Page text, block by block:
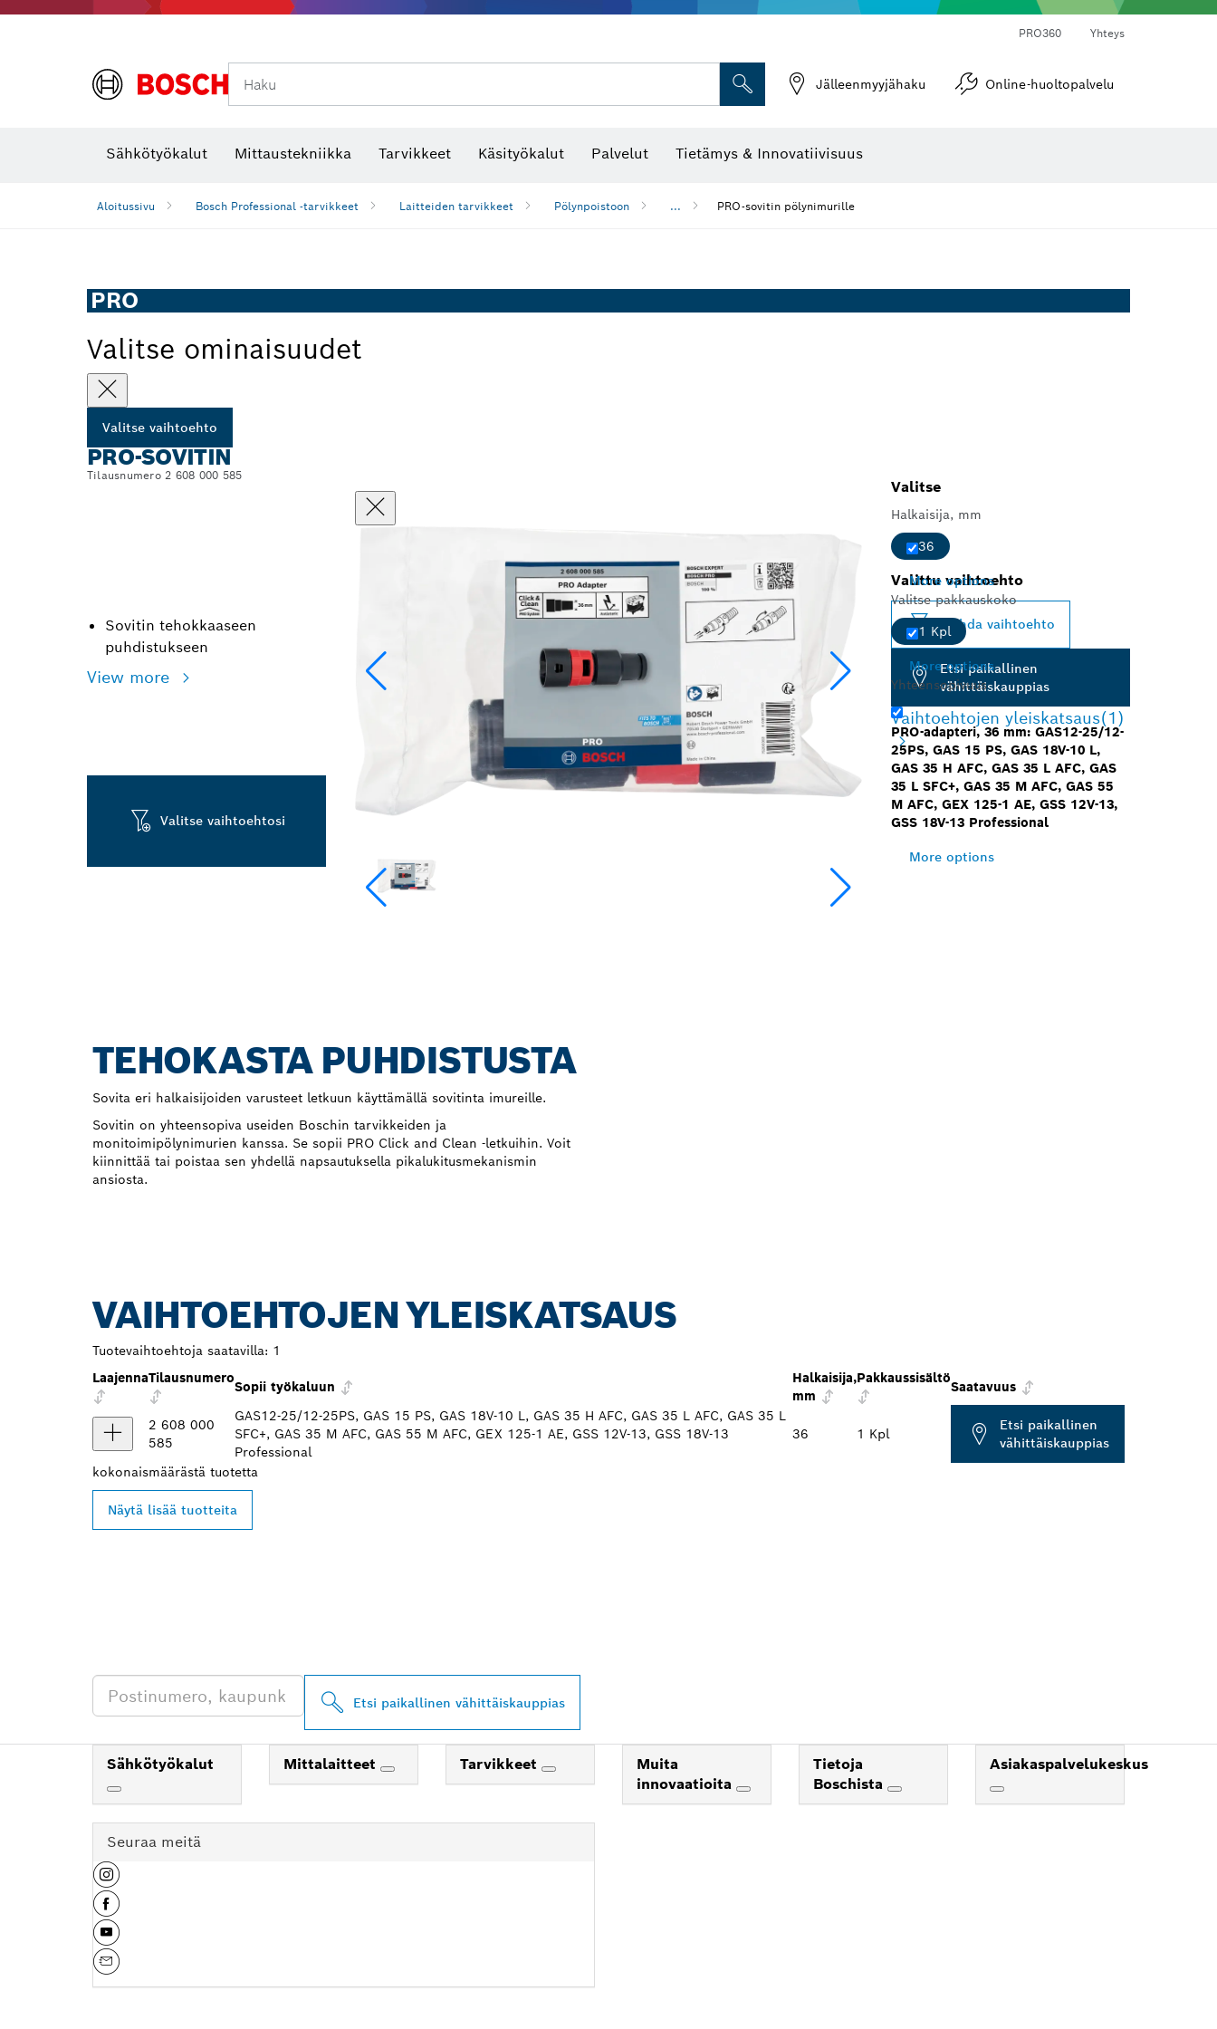
PRO360 Yhteys
Haku Jälleenmyyjähaku Online-huoltopalvelu
Sähkötyökalut Mittaustekniikka Tarvikkeet Käsityökalut Palvelut Tietämys & Innovatiivisuus
Aloitussivu Bosch Professional -tarvikkeet Laitteiden tarvikkeet Pölynpoistoon ... PRO-sovitin pölynimurille
PRO
Valitse ominaisuudet
Valitse vaihtoehto
PRO-SOVITIN
Tilausnumero 2 608 000 585
Sovitin tehokkaaseen
puhdistukseen
View more
Valitse vaihtoehtosi
Valitse
Halkaisija, mm
36
More options
Valitse pakkauskoko
1 Kpl
More options
Yhteensopivuus
PRO-adapteri, 36 mm: GAS12-25/12-
25PS, GAS 15 PS, GAS 18V-10 L,
GAS 35 H AFC, GAS 35 L AFC, GAS
35 L SFC+, GAS 35 M AFC, GAS 55
M AFC, GEX 125-1 AE, GSS 12V-13,
GSS 18V-13 Professional
More options
Valittu vaihtoehto
Vaihda vaihtoehto
Etsi paikallinen
vähittäiskauppias
Vaihtoehtojen yleiskatsaus(1)
TEHOKASTA PUHDISTUSTA
Sovita eri halkaisijoiden varusteet letkuun käyttämällä sovitinta imureille.
Sovitin on yhteensopiva useiden Boschin tarvikkeiden ja
monitoimipölynimurien kanssa. Se sopii PRO Click and Clean -letkuihin. Voit
kiinnittää tai poistaa sen yhdellä napsautuksella pikalukitusmekanismin
ansiosta.
VAIHTOEHTOJEN YLEISKATSAUS
Tuotevaihtoehtoja saatavilla: 1
LaajennaTilausnumero
Sopii työkaluun
Halkaisija,
mm
Pakkaussisältö
Saatavuus
2 608 000
585
GAS12-25/12-25PS, GAS 15 PS, GAS 18V-10 L, GAS 35 H AFC, GAS 35 L AFC, GAS 35 L
SFC+, GAS 35 M AFC, GAS 55 M AFC, GEX 125-1 AE, GSS 12V-13, GSS 18V-13
Professional
36 1 Kpl
Etsi paikallinen
vähittäiskauppias
kokonaismäärästä tuotetta
Näytä lisää tuotteita
Etsi paikallinen vähittäiskauppias
Sähkötyökalut Mittalaitteet Tarvikkeet
Muita
innovaatioita
Tietoja
Boschista
Asiakaspalvelukeskus
Seuraa meitä